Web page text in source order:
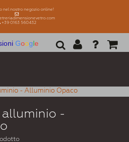
nel nostro negozio online!
+39 0163 560432
Google
- Alluminio Opaco
alluminio -